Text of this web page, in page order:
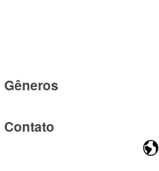
Gêneros
Contato